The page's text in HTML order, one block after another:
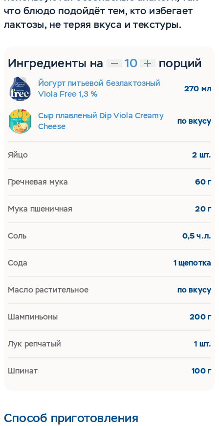
что блюдо подойдёт тем, кто избегает
лактозы, не теряя вкуса и текстуры.
Способ приготовления
Ингредиенты на порций
Йогурт питьевой безлактозный
Viola Free 1,3 %
270 мл
Сыр плавленый Dip Viola Creamy
Cheese
по вкусу
Яйцо 2 шт.
Гречневая мука 60 г
Мука пшеничная 20 г
Соль 0,5 ч.л.
Сода 1 щепотка
Масло растительное по вкусу
Шампиньоны 200 г
Лук репчатый 1 шт.
Шпинат 100 г